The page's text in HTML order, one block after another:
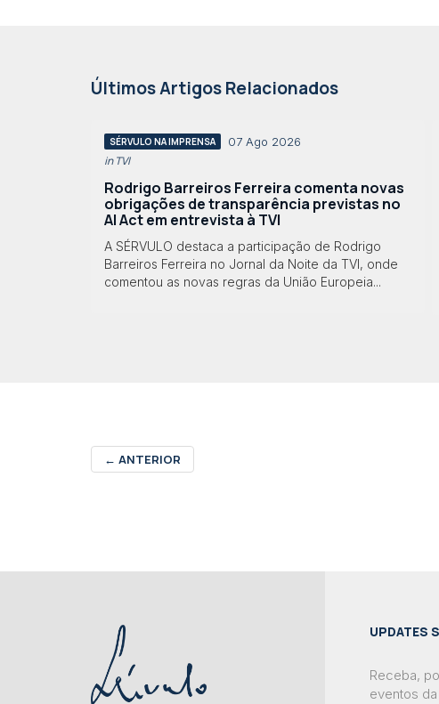
Últimos Artigos Relacionados
SÉRVULO NA IMPRENSA 07 Ago 2026
in TVI
Rodrigo Barreiros Ferreira comenta novas
obrigações de transparência previstas no
AI Act em entrevista à TVI
A SÉRVULO destaca a participação de Rodrigo
Barreiros Ferreira no Jornal da Noite da TVI, onde
comentou as novas regras da União Europeia...
← ANTERIOR
UPDATES
Receba,
eventos